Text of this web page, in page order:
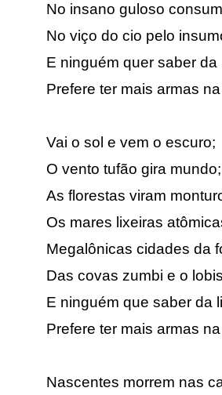
No insano guloso
No viço do cio pelo
E ninguém quer saber da
Prefere ter mais armas
Vai o sol e vem o escuro;
O vento tufão gira mundo;
As florestas viram
Os mares lixeiras
Megalônicas cidades da
Das covas zumbi e o
E ninguém que saber da
Prefere ter mais armas
Nascentes morrem nas